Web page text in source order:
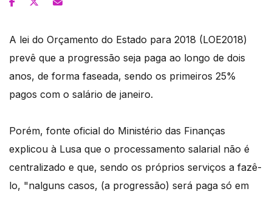
A lei do Orçamento do Estado para 2018 (LOE2018)
prevê que a progressão seja paga ao longo de dois
anos, de forma faseada, sendo os primeiros 25%
pagos com o salário de janeiro.
Porém, fonte oficial do Ministério das Finanças
explicou à Lusa que o processamento salarial não é
centralizado e que, sendo os próprios serviços a fazê-
lo, "nalguns casos, (a progressão) será paga só em